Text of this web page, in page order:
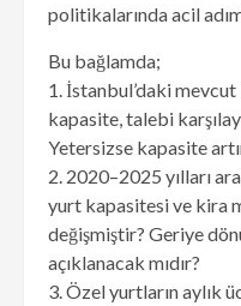
politikalarında acil
Bu bağlamda;
1. İstanbul’daki
kapasite, talebi
Yetersizse kapasite
2. 2020–2025 yılları
yurt kapasitesi ve kira
değişmiştir? Geriye
açıklanacak mıdır?
3. Özel yurtların aylık